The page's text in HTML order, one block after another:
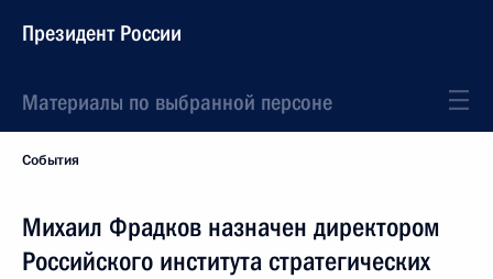
Президент России
Материалы по выбранной персоне
События
Михаил Фрадков назначен директором
Российского института стратегических